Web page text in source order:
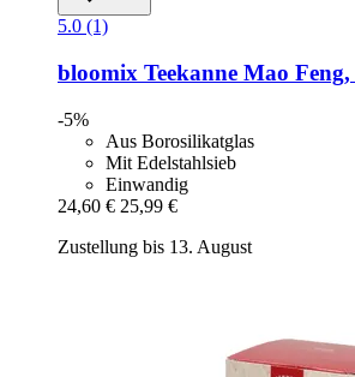
5.0 (1)
bloomix Teekanne Mao
-5%
Aus Borosilikatglas
Mit Edelstahlsieb
Einwandig
24,60 € 25,99 €
Zustellung bis 13. August